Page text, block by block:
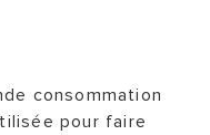
consommation
pour faire